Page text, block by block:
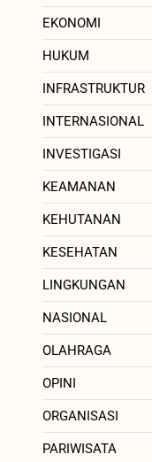
EKONOMI
HUKUM
INFRASTRUKTUR
INTERNASIONAL
INVESTIGASI
KEAMANAN
KEHUTANAN
KESEHATAN
LINGKUNGAN
NASIONAL
OLAHRAGA
OPINI
ORGANISASI
PARIWISATA